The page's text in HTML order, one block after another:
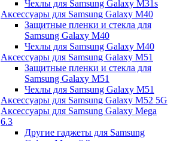
Чехлы для Samsung Galaxy M31s
Аксессуары для Samsung Galaxy M40
Защитные пленки и стекла для
Samsung Galaxy M40
Чехлы для Samsung Galaxy M40
Аксессуары для Samsung Galaxy M51
Защитные пленки и стекла для
Samsung Galaxy M51
Чехлы для Samsung Galaxy M51
Аксессуары для Samsung Galaxy M52 5G
Аксессуары для Samsung Galaxy Mega
6.3
Другие гаджеты для Samsung